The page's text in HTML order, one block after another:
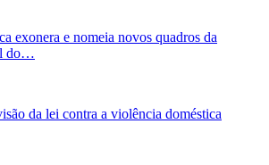
exonera e nomeia novos quadros da
do…
da lei contra a violência doméstica